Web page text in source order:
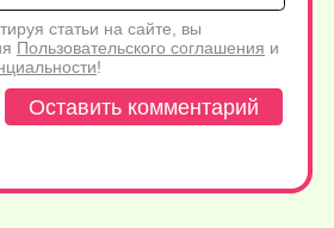
статьи на сайте, вы
Пользовательского соглашения и
!